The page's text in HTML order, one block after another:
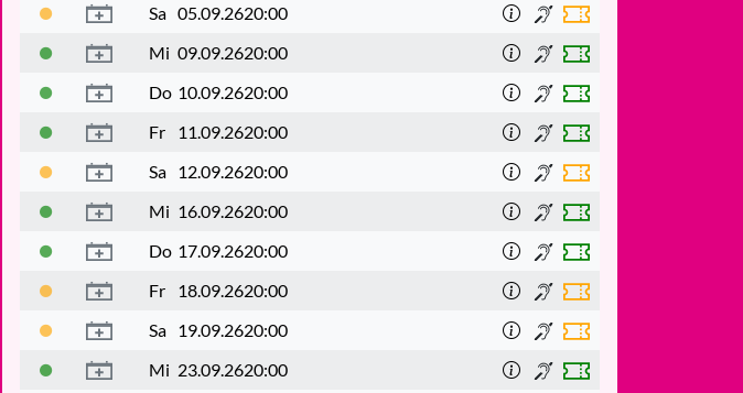
Sa 05.09.2620:00
Mi 09.09.2620:00
Do 10.09.2620:00
Fr
11.09.2620:00
Sa 12.09.2620:00
Mi 16.09.2620:00
Do 17.09.2620:00
Fr
18.09.2620:00
Sa 19.09.2620:00
Mi 23.09.2620:00